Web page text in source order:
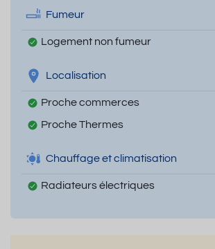
Fumeur
Logement non fumeur
Localisation
Proche commerces
Proche Thermes
Chauffage et climatisation
Radiateurs électriques